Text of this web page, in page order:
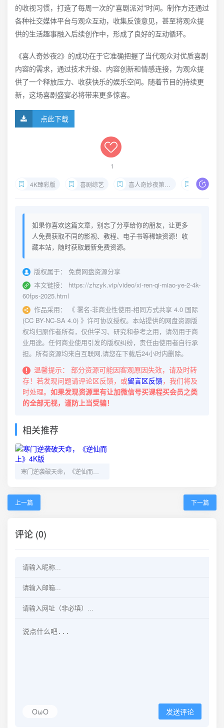
的收视习惯，打造了每周一次的"喜剧派对"时间。制作方还通过
各种社交媒体平台与观众互动，收集反馈意见，甚至将观众提
供的生活趣事融入后续创作中，形成了良好的互动循环。
《喜人奇妙夜2》的成功在于它准确把握了当代观众对优质喜剧
内容的需求，通过技术升级、内容创新和情感连接，为观众提
供了一个释放压力、收获快乐的娱乐空间。随着节目的持续更
新，这场喜剧盛宴必将带来更多惊喜。
点此下载
1
4K臻彩版 喜剧综艺 喜人奇妙夜第二季 生活化喜
如果你喜欢这篇文章，别忘了分享给你的朋友，让更多
人免费获取不同的影视、教程、电子书等稀缺资源！收
藏本站，随时获取最新免费资源。
版权属于：
免费网盘资源分享
本文链接：
https://zhzyk.vip/video/xi-ren-qi-miao-ye-2-4k-
60fps-2025.html
作品采用：
《 署名-非商业性使用-相同方式共享 4.0 国际
(CC BY-NC-SA 4.0) 》许可协议授权。本站提供的网盘资源版
权均归原作者所有，仅供学习、研究和参考之用，请勿用于商
业用途。任何商业使用引发的版权纠纷，责任由使用者自行承
担。所有资源均来自互联网,请您在下载后24小时内删除。
温馨提示：
部分资源可能因客观原因失效，请及时转
存！若发现问题请评论区反馈，或留言区反馈，我们将及
时处理。 如果发现资源里有让加微信号买课程买会员之类
的全部无视，谨防上当受骗！
相关推荐
上一篇 下一篇
评论 (0)
OωO 发送评论